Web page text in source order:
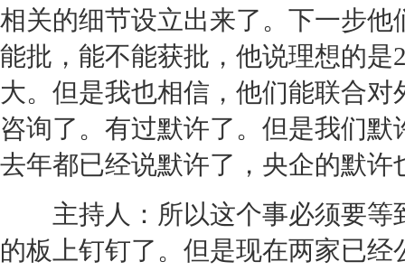
相关的细节设立出来了。下一步
能批，能不能获批，他说理想的
大。但是我也相信，他们能联合
咨询了。有过默许了。但是我们默
去年都已经说默许了，央企的默许
主持人：所以这个事必须要等
的板上钉钉了。但是现在两家已